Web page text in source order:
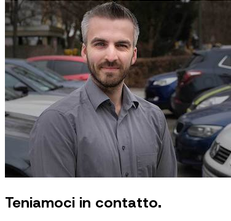
Teniamoci in contatto.